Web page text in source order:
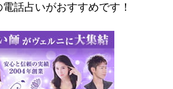
話占いがおすすめです！